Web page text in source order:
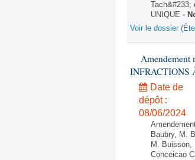
UNIQUE -
Voir le dossier
INFRACTIONS
Date de
dépôt :
08/06/2024
Baubry, M.
M. Buisson,
Conceicao